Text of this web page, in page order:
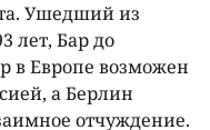
Ушедший из
лет, Бар до
в Европе возможен
а Берлин
отчуждение.